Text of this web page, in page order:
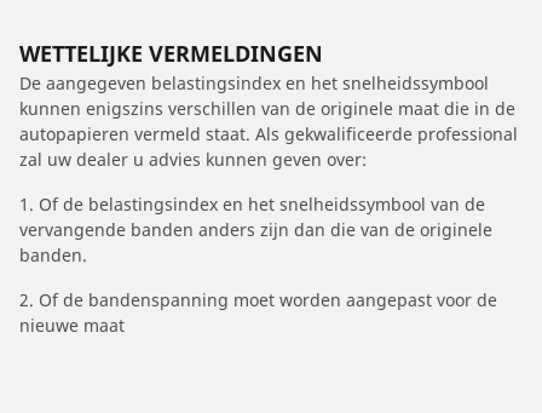
WETTELIJKE VERMELDINGEN
De aangegeven belastingsindex en het snelheidssymbool
kunnen enigszins verschillen van de originele maat die in de
autopapieren vermeld staat. Als gekwalificeerde professional
zal uw dealer u advies kunnen geven over:
1. Of de belastingsindex en het snelheidssymbool van de
vervangende banden anders zijn dan die van de originele
banden.
2. Of de bandenspanning moet worden aangepast voor de
nieuwe maat